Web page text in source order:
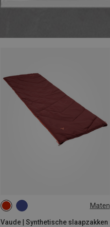
Maten
Vaude | Synthetische slaapzakken
MAX. 190CM | LEFT